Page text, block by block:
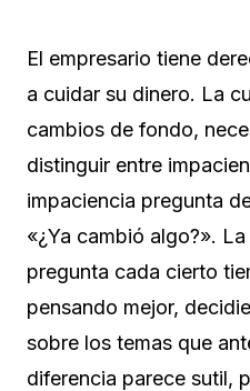
El empresario tiene
a cuidar su dinero. La
cambios de fondo,
distinguir entre
impaciencia pregunta
«¿Ya cambió algo?».
pregunta cada cierto
pensando mejor,
sobre los temas que
diferencia parece sutil,